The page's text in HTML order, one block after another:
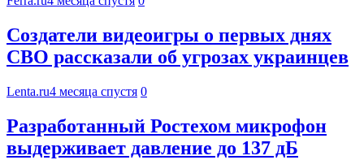
Создатели видеоигры о первых днях
СВО рассказали об угрозах украинцев
Lenta.ru4 месяца спустя 0
Разработанный Ростехом микрофон
выдерживает давление до 137 дБ